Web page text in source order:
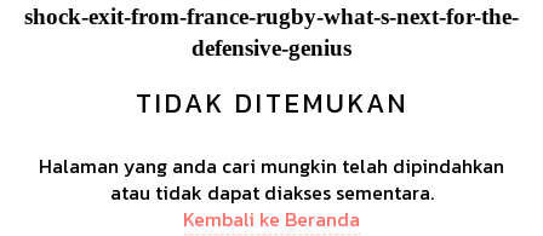
shock-exit-from-france-rugby-what-s-next-for-the-
defensive-genius
TIDAK DITEMUKAN
Halaman yang anda cari mungkin telah dipindahkan
atau tidak dapat diakses sementara.
Kembali ke Beranda